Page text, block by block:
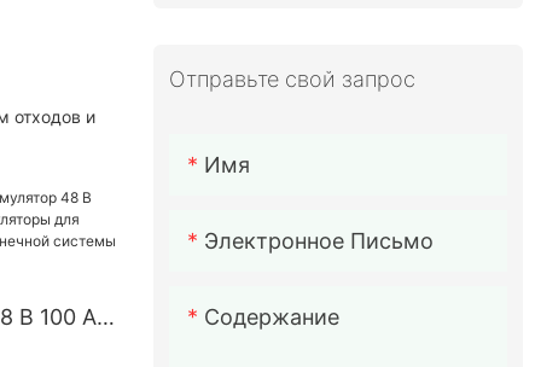
отходов и
В 100 Ач
Отправьте свой запрос
Имя
Электронное Письмо
Содержание